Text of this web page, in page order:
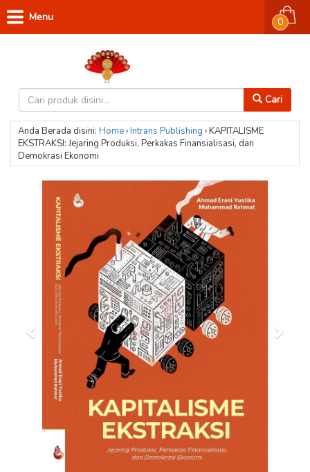
Cari
0
Menu
Anda Berada disini: Home›Intrans Publishing ›KAPITALISME
EKSTRAKSI: Jejaring Produksi, Perkakas Finansialisasi, dan
Demokrasi Ekonomi